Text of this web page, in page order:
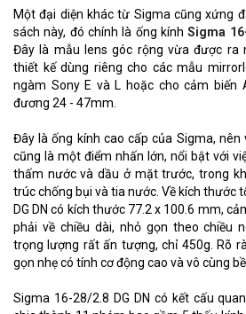
Một đại diện khác từ Sigma cũng xứng
sách này, đó chính là ống kínhSigma
Đây là mẫu lens góc rộng vừa được ra
thiết kế dùng riêng cho các mẫu
ngàm Sony E và L hoặc cho cảm biến
đương 24 - 47mm.
Đây là ống kính cao cấp của Sigma,
cũng là một điểm nhấn lớn, nổi bật với
thấm nước và dầu ở mặt trước, trong
trúc chống bụi và tia nước. Về kích thước
DG DN có kích thước 77.2 x 100.6 mm,
phải về chiều dài, nhỏ gọn theo chiều
trọng lượng rất ấn tượng, chỉ 450g. Rõ
gọn nhẹ có tính cơ động cao và vô cùng
Sigma 16-28/2.8 DG DN có kết cấu